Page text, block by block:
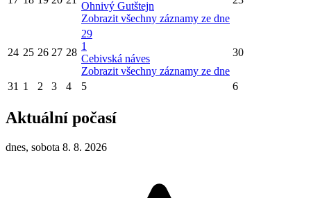
Ohnivý Gutštejn
Zobrazit všechny záznamy ze dne
24 25 26 27 28
29
1
Cebivská náves
Zobrazit všechny záznamy ze dne
30
31 1 2 3 4 5 6
Aktuální počasí
dnes, sobota 8. 8. 2026